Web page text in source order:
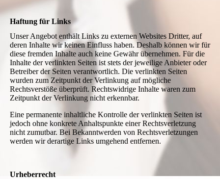
Haftung für Links
Unser Angebot enthält Links zu externen Websites Dritter, auf
deren Inhalte wir keinen Einfluss haben. Deshalb können wir für
diese fremden Inhalte auch keine Gewähr übernehmen. Für die
Inhalte der verlinkten Seiten ist stets der jeweilige Anbieter oder
Betreiber der Seiten verantwortlich. Die verlinkten Seiten
wurden zum Zeitpunkt der Verlinkung auf mögliche
Rechtsverstöße überprüft. Rechtswidrige Inhalte waren zum
Zeitpunkt der Verlinkung nicht erkennbar.
Eine permanente inhaltliche Kontrolle der verlinkten Seiten ist
jedoch ohne konkrete Anhaltspunkte einer Rechtsverletzung
nicht zumutbar. Bei Bekanntwerden von Rechtsverletzungen
werden wir derartige Links umgehend entfernen.
Urheberrecht